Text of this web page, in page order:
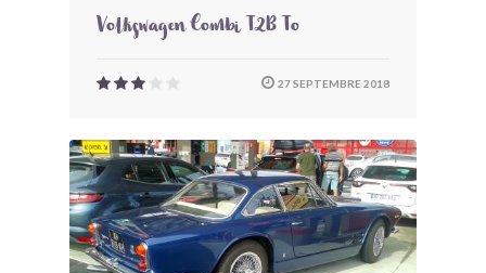
Volkswagen Combi T2B To
27 SEPTEMBRE 2018